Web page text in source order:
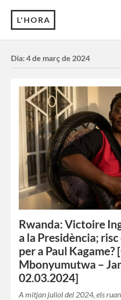
L'HORA
Dia:4 de març de 2024
Rwanda: Victoire
a la Presidència;
per a Paul Kagame?
Mbonyumutwa –
02.03.2024]
A mitjan juliol del 2024, els